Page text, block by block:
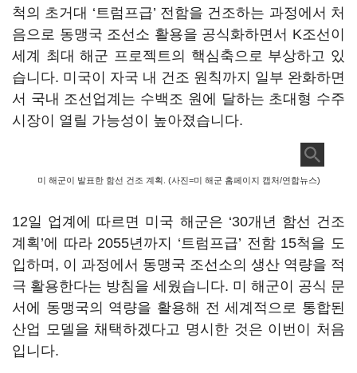
척의 초거대 ‘트럼프급’ 전함을 건조하는 과정에서 처
음으로 동맹국 조선소 활용을 공식화하면서 K조선이
세계 최대 해군 프로젝트의 핵심축으로 부상하고 있
습니다. 미국이 자국 내 건조 원칙까지 일부 완화하면
서 국내 조선업계는 수백조 원에 달하는 초대형 수주
시장이 열릴 가능성이 높아졌습니다.
미 해군이 발표한 함선 건조 계획. (사진=미 해군 홈페이지 캡처/연합뉴스)
12일 업계에 따르면 미국 해군은 ‘30개년 함선 건조
계획’에 따라 2055년까지 ‘트럼프급’ 전함 15척을 도
입하며, 이 과정에서 동맹국 조선소의 생산 역량을 적
극 활용한다는 방침을 세웠습니다. 미 해군이 공식 문
서에 동맹국의 역량을 활용해 전 세계적으로 통합된
산업 모델을 채택하겠다고 명시한 것은 이번이 처음
입니다.